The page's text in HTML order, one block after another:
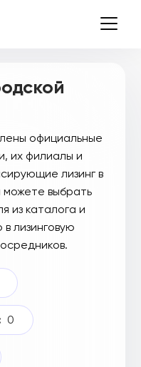
официальные
их филиалы и
лизинг в
можете выбрать
из каталога и
лизинговую
0